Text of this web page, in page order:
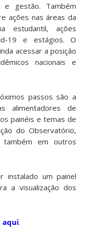
e gestão. Também
ações nas áreas da
estudantil, ações
19 e estágios. O
acessar a posição
nacionais e
passos são a
alimentadores de
painéis e temas de
do Observatório,
em outros
instalado um painel
a visualização dos
aqui.